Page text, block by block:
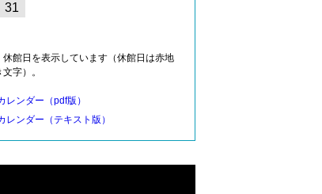
31
休館日を表示しています（休館日は赤地
字）。
レンダー（pdf版）
レンダー（テキスト版）